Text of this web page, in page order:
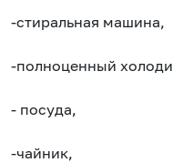
-стиральная машина,
-полноценный
- посуда,
-чайник,